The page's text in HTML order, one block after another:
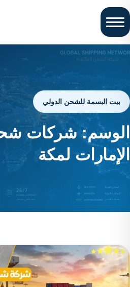
بيت البسمة للشحن الدولي
الوسم:شركات
الإمارات لمكة